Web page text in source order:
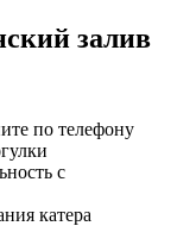
залив
по телефону
с
катера